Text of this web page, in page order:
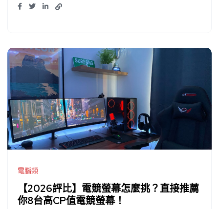
電腦類
【2026評比】電競螢幕怎麼挑？直接推薦
你8台高CP值電競螢幕！